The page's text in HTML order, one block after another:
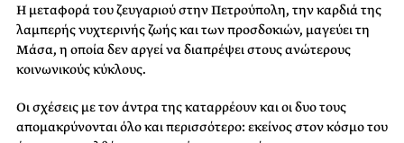
Η μεταφορά του ζευγαριού στην Πετρούπολη, την καρδιά της
λαμπερής νυχτερινής ζωής και των προσδοκιών, μαγεύει τη
Μάσα, η οποία δεν αργεί να διαπρέψει στους ανώτερους
κοινωνικούς κύκλους.
Οι σχέσεις με τον άντρα της καταρρέουν και οι δυο τους
απομακρύνονται όλο και περισσότερο: εκείνος στον κόσμο του